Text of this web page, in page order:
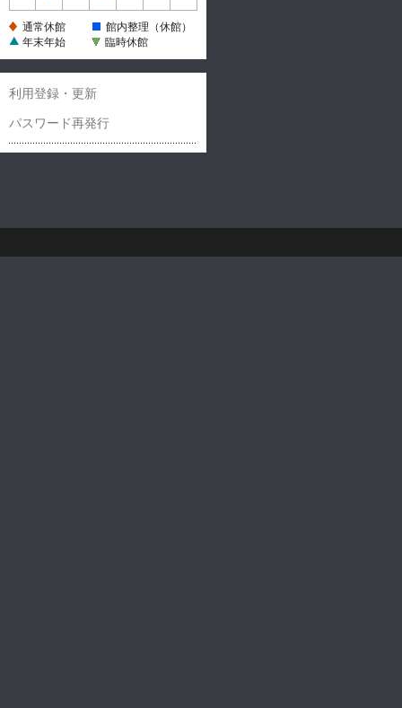
館
休
休
通常休館
館内整理（休館）
年末年始
臨時休館
利用登録・更新
パスワード再発行